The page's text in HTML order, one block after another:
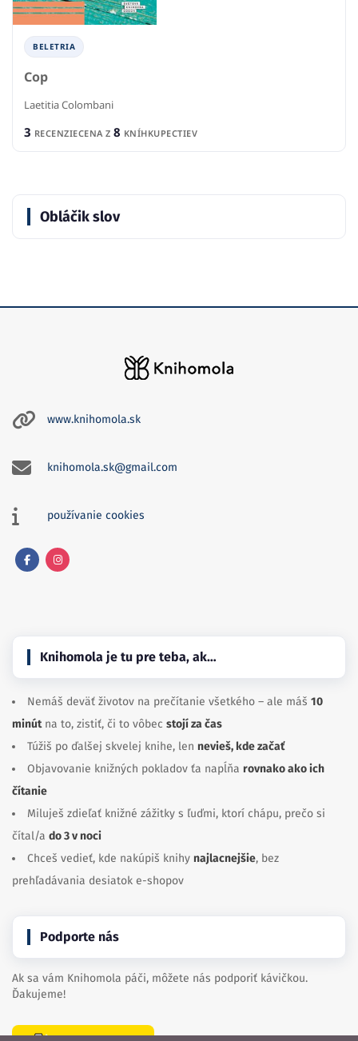
BELETRIA
Cop
Laetitia Colombani
3 RECENZIECENA Z 8 KNÍHKUPECTIEV
Obláčik slov
www.knihomola.sk
knihomola.sk@gmail.com
používanie cookies
Knihomola je tu pre teba, ak…
Nemáš deväť životov na prečítanie všetkého – ale máš 10
minútna to, zistiť, či to vôbec stojí za čas
Túžiš po ďalšej skvelej knihe, len nevieš, kde začať
Objavovanie knižných pokladov ťa napĺňa rovnako ako ich
čítanie
Miluješ zdieľať knižné zážitky s ľuďmi, ktorí chápu, prečo si
čítal/a do 3 v noci
Chceš vedieť, kde nakúpiš knihy najlacnejšie, bez
prehľadávania desiatok e-shopov
Podporte nás
Ak sa vám Knihomola páči, môžete nás podporiť kávičkou.
Ďakujeme!